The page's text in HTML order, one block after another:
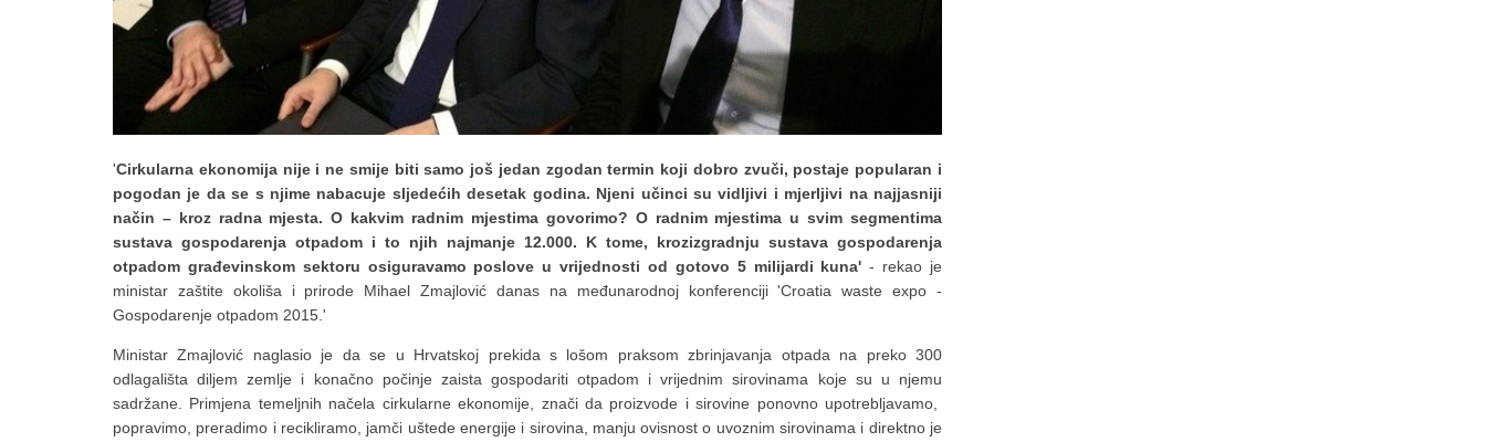
'Cirkularna ekonomija nije i ne smije biti samo još jedan zgodan termin koji dobro zvuči, postaje popularan i
pogodan je da se s njime nabacuje sljedećih desetak godina. Njeni učinci su vidljivi i mjerljivi na najjasniji
način – kroz radna mjesta. O kakvim radnim mjestima govorimo? O radnim mjestima u svim segmentima
sustava gospodarenja otpadom i to njih najmanje 12.000. K tome, krozizgradnju sustava gospodarenja
otpadom građevinskom sektoru osiguravamo poslove u vrijednosti od gotovo 5 milijardi kuna'- rekao je
ministar zaštite okoliša i prirode Mihael Zmajlović danas na međunarodnoj konferenciji 'Croatia waste expo -
Gospodarenje otpadom 2015.'
Ministar Zmajlović naglasio je da se u Hrvatskoj prekida s lošom praksom zbrinjavanja otpada na preko 300
odlagališta diljem zemlje i konačno počinje zaista gospodariti otpadom i vrijednim sirovinama koje su u njemu
sadržane. Primjena temeljnih načela cirkularne ekonomije, znači da proizvode i sirovine ponovno upotrebljavamo,
popravimo, preradimo i recikliramo, jamči uštede energije i sirovina, manju ovisnost o uvoznim sirovinama i direktno je